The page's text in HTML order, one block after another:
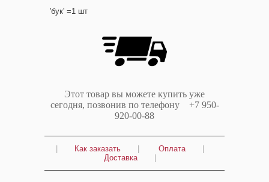
'бук' =1 шт
Этот товар вы можете купить уже
сегодня, позвонив по телефону +7 950-
920-00-88
Как заказать Оплата
Доставка